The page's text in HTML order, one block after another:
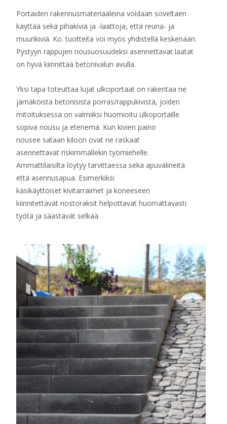
Portaiden rakennusmateriaaleina voidaan soveltaen
käyttää sekä pihakiviä ja -laattoja, että reuna- ja
muurikiviä. Ko. tuotteita voi myös yhdistellä keskenään.
Pystyyn rappujen nousuosuudeksi asennettavat laatat
on hyvä kiinnittää betonivalun avulla.
Yksi tapa toteuttaa lujat ulkoportaat on rakentaa ne
jämäköistä betonisista porras/rappukivistä, joiden
mitoituksessa on valmiiksi huomioitu ulkoportaille
sopiva nousu ja etenemä. Kun kivien paino
nousee sataan kiloon ovat ne raskaat
asennettavat riskimmällekin työmiehelle.
Ammattilaisilta löytyy tarvittaessa sekä apuvälineitä
että asennusapua. Esimerkiksi
käsikäyttöiset kivitarraimet ja koneeseen
kiinnitettävät nostoraksit helpottavat huomattavasti
työtä ja säästävät selkää.